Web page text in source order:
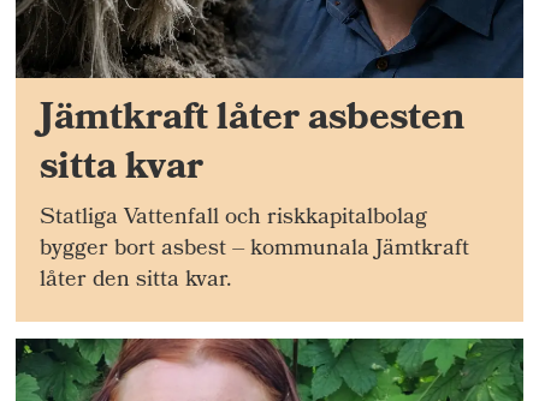
Jämtkraft låter asbesten
sitta kvar
Statliga Vattenfall och riskkapitalbolag
bygger bort asbest – kommunala Jämtkraft
låter den sitta kvar.